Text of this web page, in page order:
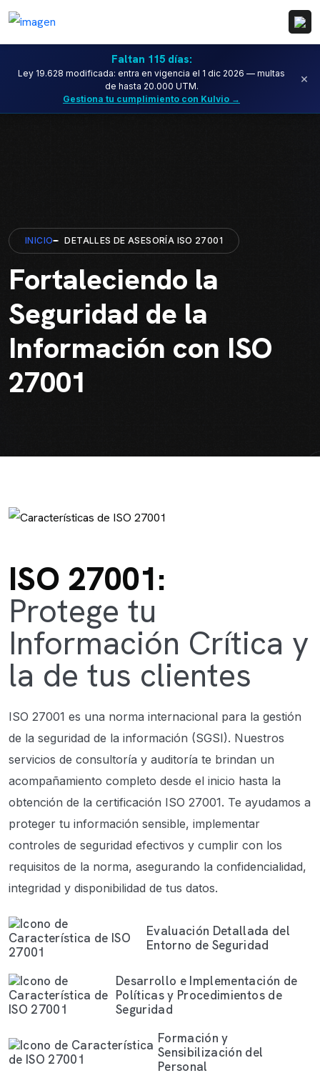
Faltan 115 días:
Ley 19.628 modificada: entra en vigencia el 1 dic 2026 — multas
de hasta 20.000 UTM.
Gestiona tu cumplimiento con Kulvio →
×
INICIO DETALLES DE ASESORÍA ISO 27001
Fortaleciendo la
Seguridad de la
Información con ISO
27001
ISO 27001:
Protege tu
Información Crítica y
la de tus clientes
ISO 27001 es una norma internacional para la gestión
de la seguridad de la información (SGSI). Nuestros
servicios de consultoría y auditoría te brindan un
acompañamiento completo desde el inicio hasta la
obtención de la certificación ISO 27001. Te ayudamos a
proteger tu información sensible, implementar
controles de seguridad efectivos y cumplir con los
requisitos de la norma, asegurando la confidencialidad,
integridad y disponibilidad de tus datos.
Evaluación Detallada del
Entorno de Seguridad
Desarrollo e Implementación de
Políticas y Procedimientos de
Seguridad
Formación y
Sensibilización del
Personal